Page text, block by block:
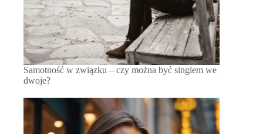
Samotność w związku – czy można być singlem we
dwoje?